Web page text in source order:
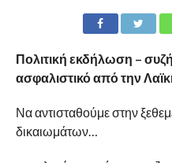
Πολιτική εκδήλωση –
ασφαλιστικό από την
Να αντισταθούμε στην
δικαιωμάτων…